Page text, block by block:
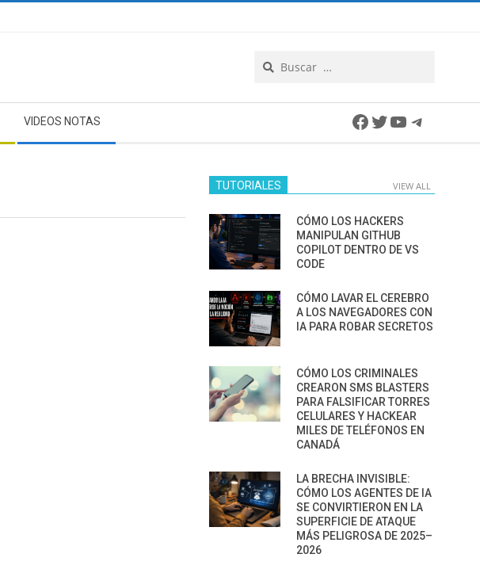
VIDEOS NOTAS Facebook
Twitter
YouTube
TUTORIALES VIEW ALL
CÓMO LOS HACKERS
MANIPULAN GITHUB
COPILOT DENTRO DE VS
CODE
CÓMO LAVAR EL CEREBRO
A LOS NAVEGADORES CON
IA PARA ROBAR SECRETOS
CÓMO LOS CRIMINALES
CREARON SMS BLASTERS
PARA FALSIFICAR TORRES
CELULARES Y HACKEAR
MILES DE TELÉFONOS EN
CANADÁ
LA BRECHA INVISIBLE:
CÓMO LOS AGENTES DE IA
SE CONVIRTIERON EN LA
SUPERFICIE DE ATAQUE
MÁS PELIGROSA DE 2025–
2026